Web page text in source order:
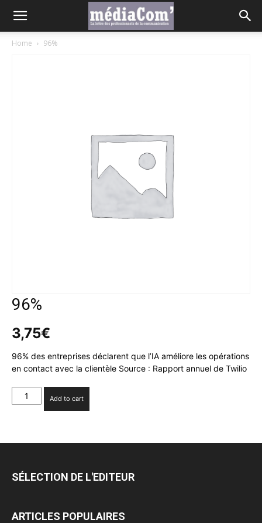
Home 96%
96%
3,75€
96% des entreprises déclarent que l’IA améliore les opérations
en contact avec la clientèle Source : Rapport annuel de Twilio
96%
quantity
Add to cart
SÉLECTION DE L'EDITEUR
ARTICLES POPULAIRES